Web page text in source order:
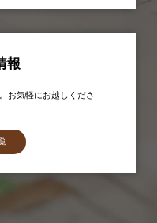
報
お気軽にお越しくださ